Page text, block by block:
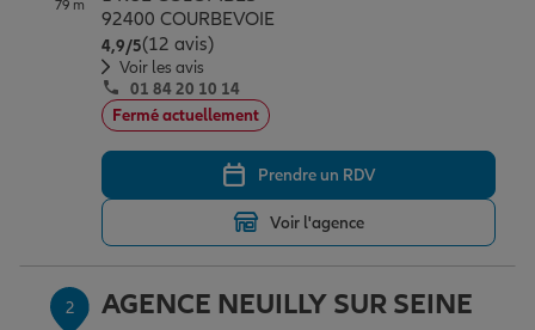
Assurance emprunteur
Prévoyance et dépendance
Assurance animal de compagnie
Protection de la famille
Protection juridique
Épargne & retraite
Plan épargne retraite
Assurance vie
Placements financiers
Vos projets
Partir en vacances
Déménager
Conseil assurance
Outre-mer
79 m
92400 COURBEVOIE
4,9/5Note de 4.9 sur 5
(12 avis)
Voir les avis
01 84 20 10 14
Fermé actuellement
Prendre un RDV
Voir l'agence
2 AGENCE NEUILLY SUR SEINE